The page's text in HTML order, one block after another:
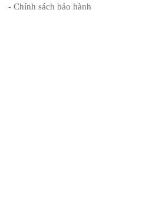
- Chính sách bảo hành